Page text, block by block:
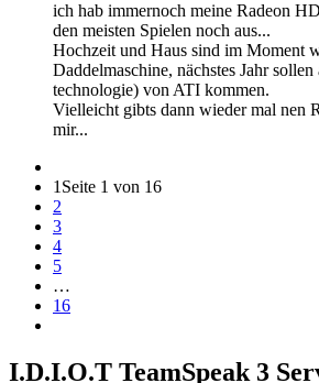
ich hab immernoch meine Radeon
den meisten Spielen noch aus...
Hochzeit und Haus sind im Moment
Daddelmaschine, nächstes Jahr
technologie) von ATI kommen.
Vielleicht gibts dann wieder mal nen
mir...
1 Seite 1 von 16
2
3
4
5
…
16
I.D.I.O.T TeamSpeak 3